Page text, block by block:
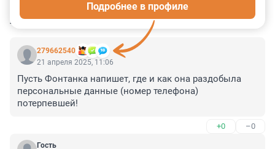
КОММЕНТАРИИ 30
279662540
Подробнее в профиле
21 апреля 2025, 11:06
Пусть Фонтанка напишет, где и как она раздобыла
персональные данные (номер телефона)
потерпевшей!
+0 –0
Гость